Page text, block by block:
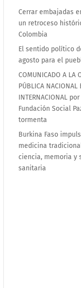
Cerrar embajadas
un retroceso
Colombia
El sentido político
agosto para el
COMUNICADO A LA
PÚBLICA NACIONAL
INTERNACIONAL
Fundación Social
tormenta
Burkina Faso
medicina
ciencia, memoria y
sanitaria